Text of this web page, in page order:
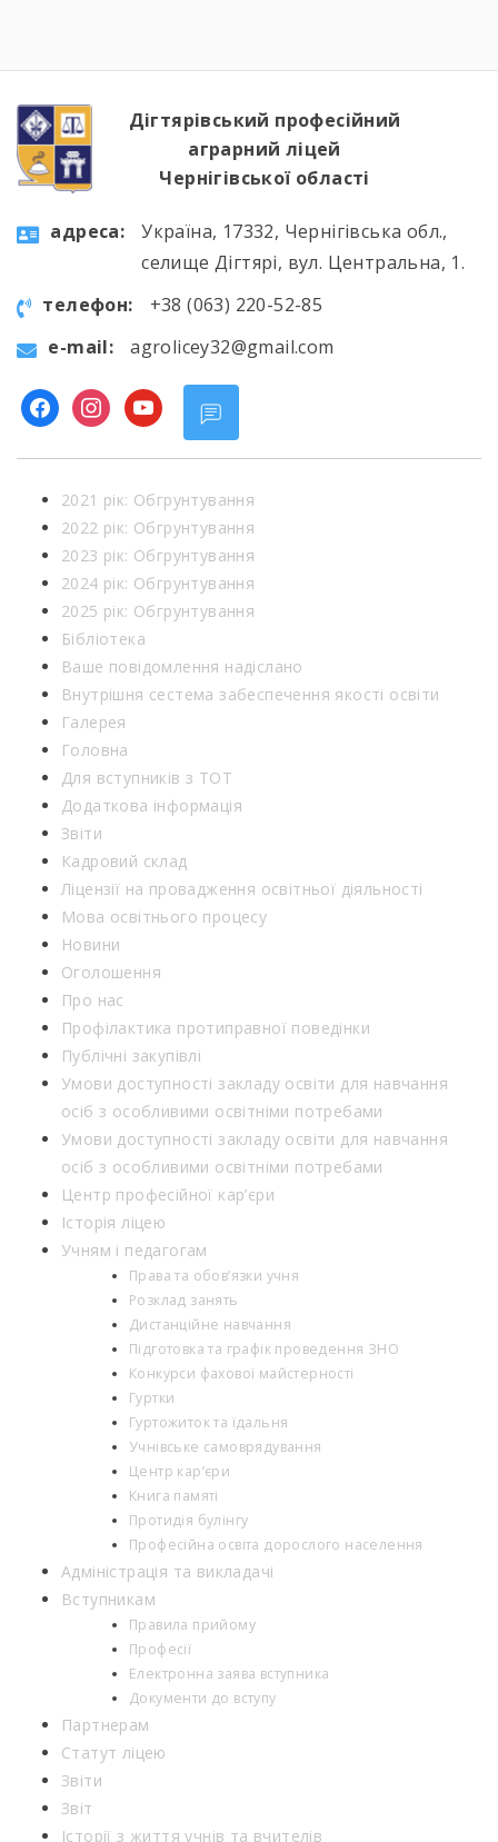
подій фатальної ночі 1986 року, дізналися про
наслідки катастрофи для екології України […]
Дігтярівський професійний
аграрний ліцей
Чернігівської області
aдресa:
Україна, 17332, Чернігівська обл.,
селище Дігтярі, вул. Центральна, 1.
телефон:
+38 (063) 220-52-85
e-mail:
agrolicey32@gmail.com
facebookinstagram
youtube
2021 рік: Обгрунтування
2022 рік: Обгрунтування
2023 рік: Обгрунтування
2024 рік: Обгрунтування
2025 рік: Обгрунтування
Бібліотека
Ваше повідомлення надіслано
Внутрішня сестема забеспечення якості освіти
Галерея
Головна
Для вступників з ТОТ
Додаткова інформація
Звіти
Кадровий склад
Ліцензії на провадження освітньої діяльності
Мова освітнього процесу
Новини
Оголошення
Про нас
Профілактика протиправної поведінки
Публічні закупівлі
Умови доступності закладу освіти для навчання
осіб з особливими освітніми потребами
Умови доступності закладу освіти для навчання
осіб з особливими освітніми потребами
Центр професійної кар’єри
Історія ліцею
Учням і педагогам
Права та обов’язки учня
Розклад занять
Дистанційне навчання
Підготовка та графік проведення ЗНО
Конкурси фахової майстерності
Гуртки
Гуртожиток та їдальня
Учнівське самоврядування
Центр кар’єри
Книга памяті
Протидія булінгу
Професійна освіта дорослого населення
Адміністрація та викладачі
Вступникам
Правила прийому
Професії
Електронна заява вступника
Документи до вступу
Партнерам
Статут ліцею
Звіти
Звіт
Історії з життя учнів та вчителів